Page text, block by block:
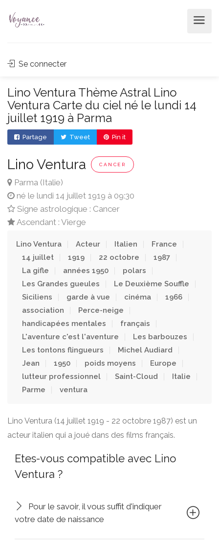
Se connecter
Lino Ventura Thème Astral Lino
Ventura Carte du ciel né le lundi 14
juillet 1919 à Parma
Partage Tweet Pin it
Lino Ventura CANCER
Parma (Italie)
né le lundi 14 juillet 1919 à 09:30
Signe astrologique : Cancer
Ascendant : Vierge
Lino Ventura Acteur Italien
France
14 juillet
1919 22 octobre
1987
La gifle
années 1950
polars
Les Grandes gueules
Le Deuxième Souffle
Siciliens
garde à vue cinéma
1966
association
Perce-neige
handicapées mentales
français
L'aventure c'est l'aventure
Les barbouzes
Les tontons flingueurs
Michel Audiard
Jean
1950 poids moyens
Europe
lutteur professionnel
Saint-Cloud
Italie
Parme
ventura
Lino Ventura (14 juillet 1919 - 22 octobre 1987) est un
acteur italien qui a joué dans des films français.
Etes-vous compatible avec Lino
Ventura ?
Pour le savoir, il vous suffit d'indiquer
votre date de naissance